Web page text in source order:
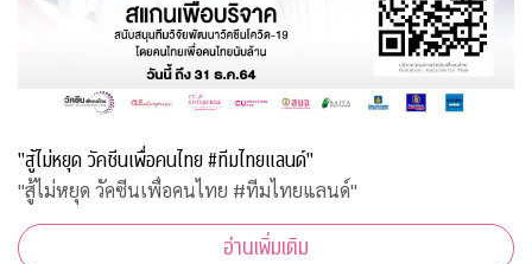
"สู้ไม่หยุด วัคซีนเพื่อคนไทย #ทีมไทยแลนด์"
"สู้ไม่หยุด วัคซีนเพื่อคนไทย #ทีมไทยแลนด์"
อ่านเพิ่มเติม